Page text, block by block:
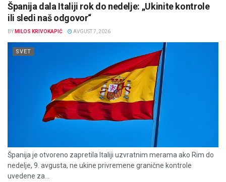
Španija dala Italiji rok do nedelje: „Ukinite kontrole
ili sledi naš odgovor“
BY MILOS KRIVOKAPIĆ AVGUST 7, 2026
SVET
Španija je otvoreno zapretila Italiji uzvratnim merama ako Rim do
nedelje, 9. avgusta, ne ukine privremene granične kontrole
uvedene za...